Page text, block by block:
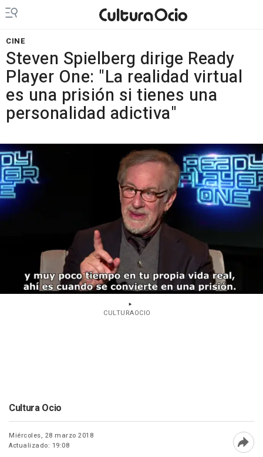
CINE
Steven Spielberg dirige Ready
Player One: "La realidad virtual
es una prisión si tienes una
personalidad adictiva"
CULTURAOCIO
Cultura Ocio
Miércoles, 28 marzo 2018
Actualizado: 19:08